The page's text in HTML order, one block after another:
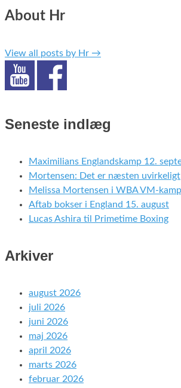
About Hr
View all posts by Hr →
Seneste indlæg
Maximilians Englandskamp 12.
Mortensen: Det er næsten uvirkeligt
Melissa Mortensen i WBA VM-
Aftab bokser i England 15. august
Lucas Ashira til Primetime Boxing
Arkiver
august 2026
juli 2026
juni 2026
maj 2026
april 2026
marts 2026
februar 2026